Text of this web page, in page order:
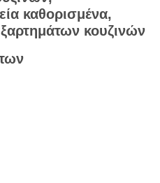
καθορισμένα,
κουζινών